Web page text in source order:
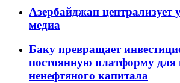
Азербайджан централизует
медиа
Баку превращает
постоянную платформу для
ненефтяного капитала